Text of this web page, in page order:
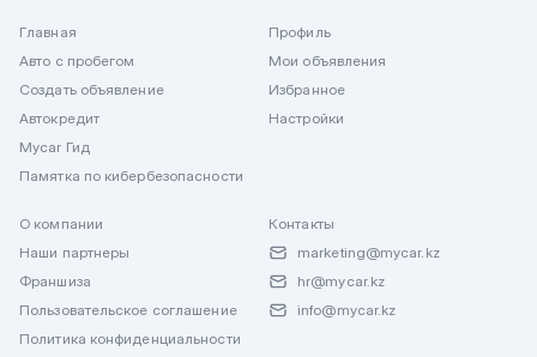
Главная
Авто с пробегом
Создать объявление
Автокредит
Mycar Гид
Памятка по кибербезопасности
Профиль
Мои объявления
Избранное
Настройки
О компании
Наши партнеры
Франшиза
Пользовательское соглашение
Политика конфиденциальности
Контакты
marketing@mycar.kz
hr@mycar.kz
info@mycar.kz